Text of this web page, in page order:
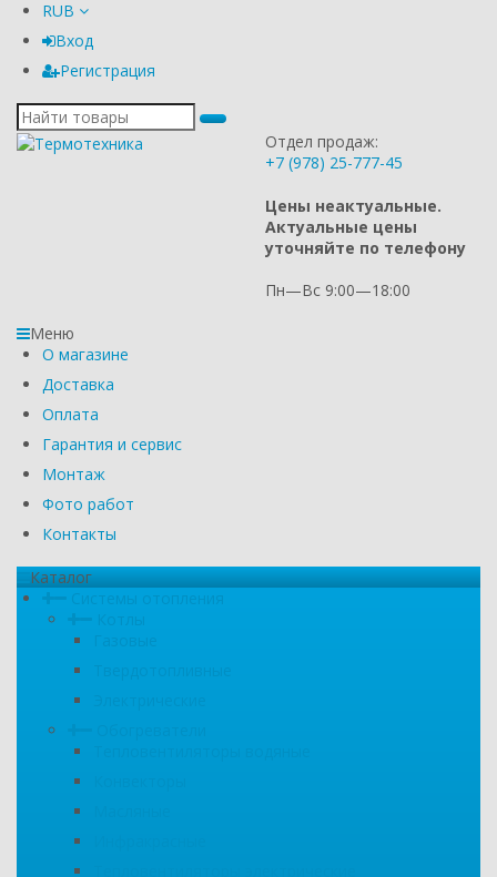
RUB
Вход
Регистрация
Отдел продаж:
+7 (978) 25-777-45
Цены неактуальные.
Актуальные цены
уточняйте по телефону
Пн—Вс 9:00—18:00
Меню
О магазине
Доставка
Оплата
Гарантия и сервис
Монтаж
Фото работ
Контакты
Каталог
Системы отопления